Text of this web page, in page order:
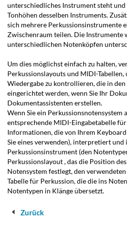
unterschiedliches Instrument steht
Tonhöhen desselben Instruments.
sich mehrere Perkussionsinstrumente
Zwischenraum teilen. Die Instrumente
unterschiedlichen Notenköpfen
Um dies möglichst einfach zu halten,
Perkussionslayouts und MIDI-
Wiedergabe zu kontrollieren, die in
eingerichtet werden, wenn Sie Ihr
Dokumentassistenten erstellen.
Wenn Sie ein Perkussionsnotensystem
entsprechende MIDI-Eingabetabelle
Informationen, die von Ihrem
Sie eines verwenden), interpretiert und
Perkussionsinstrument (den
Perkussionslayout , das die Position
Notensystem festlegt, den
Tabelle für Perkussion, die die ins
Notentypen in Klänge übersetzt.
Zurück